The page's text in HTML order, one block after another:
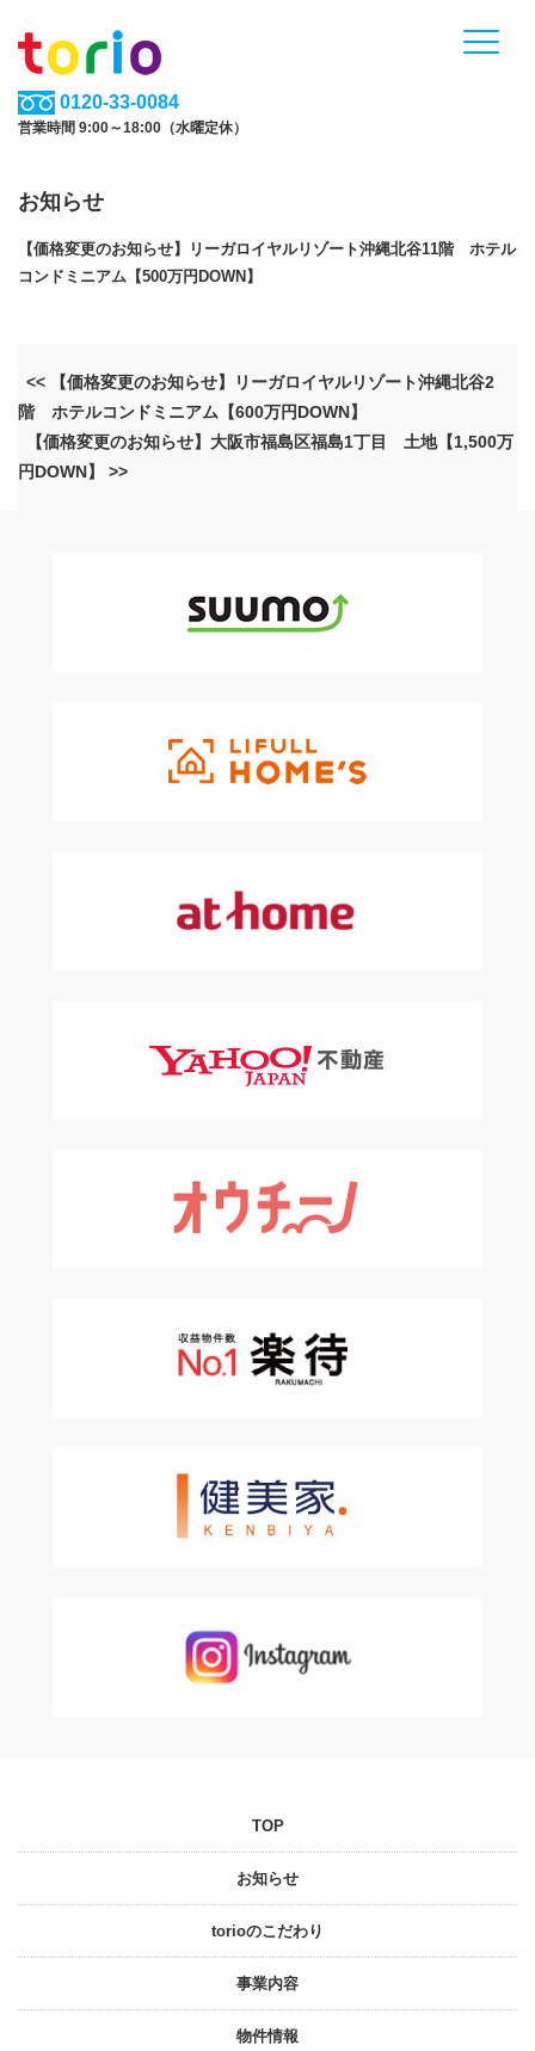
0120-33-0084
営業時間 9:00～18:00（水曜定休）
お知らせ
【価格変更のお知らせ】リーガロイヤルリゾート沖縄北谷11階 ホテル
コンドミニアム【500万円DOWN】
<< 【価格変更のお知らせ】リーガロイヤルリゾート沖縄北谷2
階 ホテルコンドミニアム【600万円DOWN】
【価格変更のお知らせ】大阪市福島区福島1丁目 土地【1,500万
円DOWN】 >>
TOP
お知らせ
torioのこだわり
事業内容
物件情報